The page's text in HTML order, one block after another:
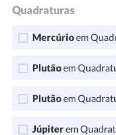
Quadraturas
Mercúrioem
Plutãoem
Plutãoem
Júpiterem